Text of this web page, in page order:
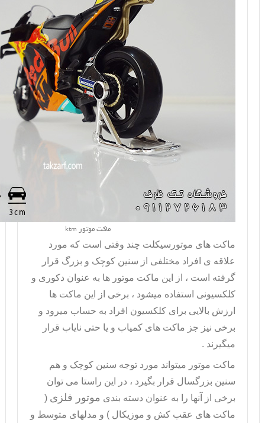
ماکت موتور ktm
ماکت های موتورسیکلت چند وقتی است که مورد
علاقه ی افراد مختلفی از سنین کوچک و بزرگ قرار
گرفته است ، از این ماکت موتور ها به عنوان دکوری و
کلکسیونی استفاده میشود ، برخی از این ماکت ها
ارزش بالایی برای کلکسیون افراد به حساب میرود و
برخی نیز جز ماکت های کمیاب و یا حتی نایاب قرار
میگیرند .
ماکت موتور میتواند مورد توجه سنین کوچک و هم
سنین بزرگسال قرار بگیرد ، در این راستا می توان
برخی از آنها را به عنوان دسته بندی موتور فلزی (
ماکت های عقب کش و موزیکال ) و مدلهای متوسط و